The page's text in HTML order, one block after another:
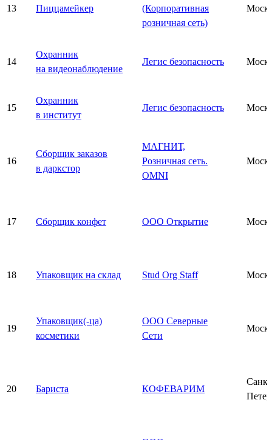
13 Пиццамейкер
(Корпоративная
розничная сеть)
14
Охранник
на видеонаблюдение
Легис безопасность
15
Охранник
в институт
Легис безопасность
16
Сборщик заказов
в даркстор
МАГНИТ,
Розничная сеть.
OMNI
17 Сборщик конфет ООО Открытие
18 Упаковщик на склад Stud Org Staff
19
Упаковщик(-ца)
косметики
ООО Северные
Сети
20 Бариста КОФЕВАРИМ